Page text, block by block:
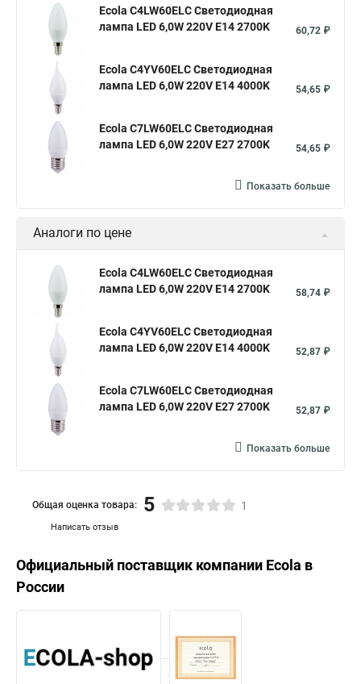
Ecola C4LW60ELC Светодиодная
лампа LED 6,0W 220V E14 2700K
60,72 ₽
Ecola C4YV60ELC Светодиодная
лампа LED 6,0W 220V E14 4000K
54,65 ₽
Ecola C7LW60ELC Светодиодная
лампа LED 6,0W 220V E27 2700K
54,65 ₽
Показать больше
Аналоги по цене
Ecola C4LW60ELC Светодиодная
лампа LED 6,0W 220V E14 2700K
58,74 ₽
Ecola C4YV60ELC Светодиодная
лампа LED 6,0W 220V E14 4000K
52,87 ₽
Ecola C7LW60ELC Светодиодная
лампа LED 6,0W 220V E27 2700K
52,87 ₽
Показать больше
Написать отзыв
Общая оценка товара: 5 1
Официальный поставщик компании Ecola в
России